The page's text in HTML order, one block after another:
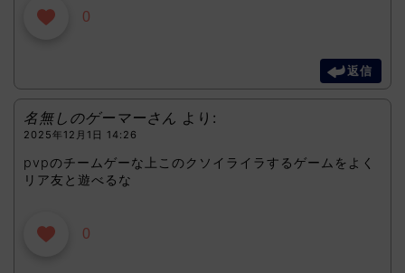
0
返信
名無しのゲーマーさん より:
2025年12月1日 14:26
pvpのチームゲーな上このクソイライラするゲームをよく
リア友と遊べるな
0